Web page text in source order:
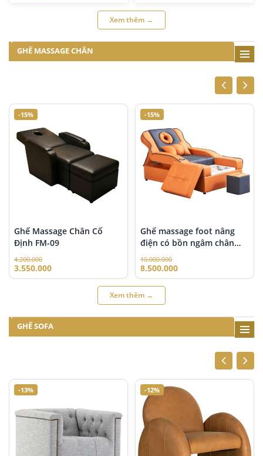
Xem thêm →
GHẾ MASSAGE CHÂN
-15%
Ghế Massage Chân Cố
Định FM-09
4.200.000
3.550.000
-15%
Ghế massage foot nâng
điện có bồn ngâm chân
FM-84
10.000.000
8.500.000
Xem thêm →
GHẾ SOFA
-13% -12%